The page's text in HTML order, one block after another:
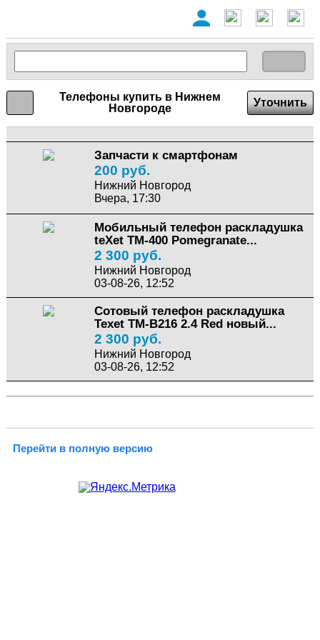
Телефоны купить в Нижнем
Новгороде
Уточнить
Запчасти к смартфонам
200 руб.
Нижний Новгород
Вчера, 17:30
Мобильный телефон раскладушка
teXet TM-400 Pomegranate...
2 300 руб.
Нижний Новгород
03-08-26, 12:52
Сотовый телефон раскладушка
Texet TM-B216 2.4 Red новый...
2 300 руб.
Нижний Новгород
03-08-26, 12:52
Перейти в полную версию